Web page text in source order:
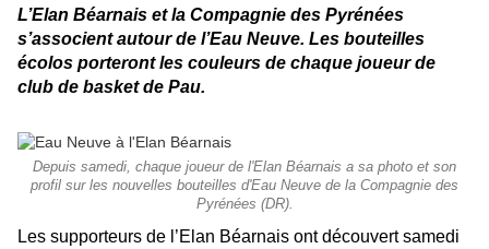
L’Elan Béarnais et la Compagnie des Pyrénées
s’associent autour de l’Eau Neuve. Les bouteilles
écolos porteront les couleurs de chaque joueur de
club de basket de Pau.
Depuis samedi, chaque joueur de l'Elan Béarnais a sa photo et son
profil sur les nouvelles bouteilles d'Eau Neuve de la Compagnie des
Pyrénées (DR).
Les supporteurs de l’Elan Béarnais ont découvert samedi